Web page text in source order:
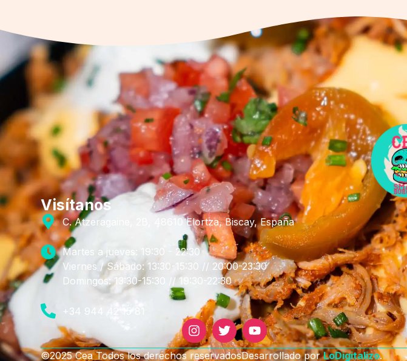
Visítanos
C. Atzeragaine, 2B, 48610 Elortza, Biscay, España
Martes a jueves: 19:30 - 22:30
Viernes / Sábado: 13:30-15:30 // 20:00-23:30
Domingos: 13:30-15:30 // 19:30-22:30
+34 944 42 15 81
©2025 Cea Todos los derechos reservadosDesarrollado porLoDigitalizo.